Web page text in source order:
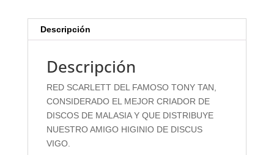
Descripción
Descripción
RED SCARLETT DEL FAMOSO TONY TAN,
CONSIDERADO EL MEJOR CRIADOR DE
DISCOS DE MALASIA Y QUE DISTRIBUYE
NUESTRO AMIGO HIGINIO DE DISCUS
VIGO.